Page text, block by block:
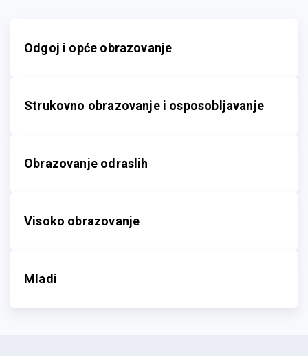
Odgoj i opće obrazovanje
Strukovno obrazovanje i osposobljavanje
Obrazovanje odraslih
Visoko obrazovanje
Mladi